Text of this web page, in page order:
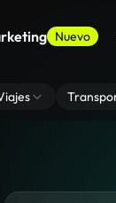
Nuevo